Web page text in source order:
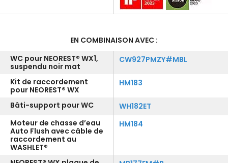
EN COMBINAISON AVEC :
WC pour NEOREST® WX1,
suspendu noir mat
CW927PMZY#MBL
Kit de raccordement
pour NEOREST® WX
HM183
Bâti-support pour WC
WH182ET
Moteur de chasse d’eau
Auto Flush avec câble de
raccordement au
WASHLET®
HM184